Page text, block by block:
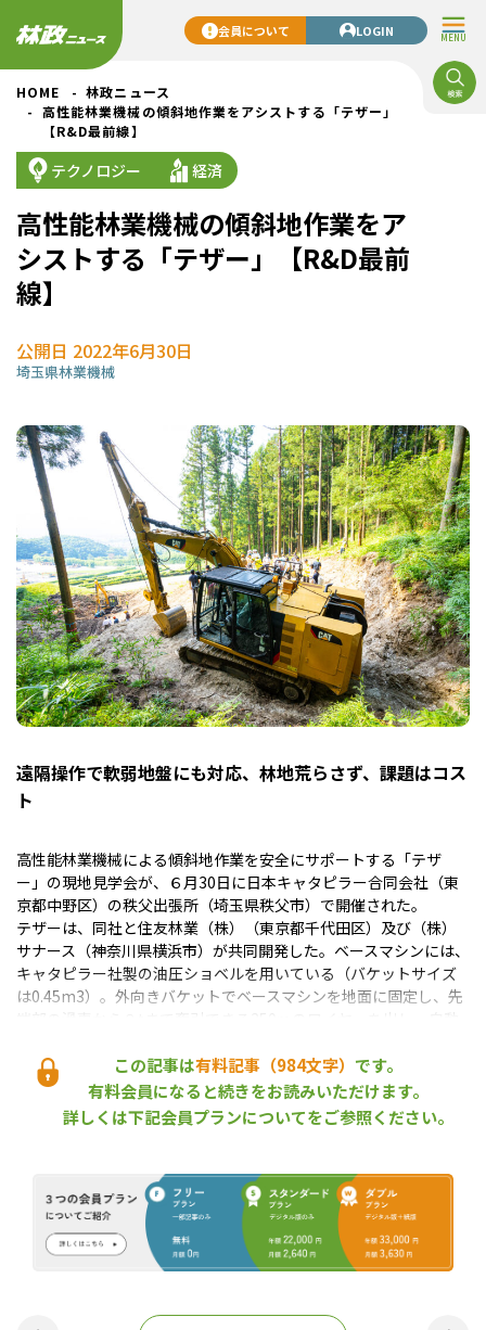
MENU
会員について LOGIN
HOME
林政ニュース
高性能林業機械の傾斜地作業をアシストする「テザー」
【R&D最前線】
テクノロジー 経済
高性能林業機械の傾斜地作業をア
シストする「テザー」【R&D最前
線】
公開日 2022年6月30日
埼玉県林業機械
遠隔操作で軟弱地盤にも対応、林地荒らさず、課題はコス
ト
高性能林業機械による傾斜地作業を安全にサポートする「テザ
ー」の現地見学会が、６月30日に日本キャタピラー合同会社（東
京都中野区）の秩父出張所（埼玉県秩父市）で開催された。
テザーは、同社と住友林業（株）（東京都千代田区）及び（株）
サナース（神奈川県横浜市）が共同開発した。ベースマシンには、
キャタピラー社製の油圧ショベルを用いている（バケットサイズ
は0.45m3）。外向きバケットでベースマシンを地面に固定し、先
端部の滑車から８tまで牽引できる250ｍのワイヤーを出し、自動
を設置後は、コックピット内は無人となり、１人で遠隔操作でき
る。
テザーは、施業地の上部に林道などがあり、ベースマシンの設置場
所が確保できるところでの使用が想定されている。これまでに住
大35度の急傾斜地でも安全に使用できることが確認された。林地
のかく乱を抑える効果もある。
見学会の会場は軟弱地盤で、ぬかるんでいる箇所もあった。テザー
を操作したオペレーターは、「傾斜が厳しいところでもテザーに
アシストされて登ることができた。降りるときも、いきなり揺れ
見学会に参加した日本林業経営者協会の会員は、「人は転びそう
この記事は有料記事（984文字） です。
有料会員になると続きをお読みいただけます。
詳しくは下記会員プランについてをご参照ください。